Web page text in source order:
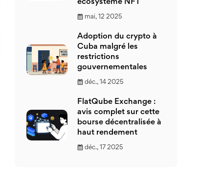
écosystème NFT
mai, 12 2025
Adoption du crypto à
Cuba malgré les
restrictions
gouvernementales
déc., 14 2025
FlatQube Exchange :
avis complet sur cette
bourse décentralisée à
haut rendement
déc., 17 2025